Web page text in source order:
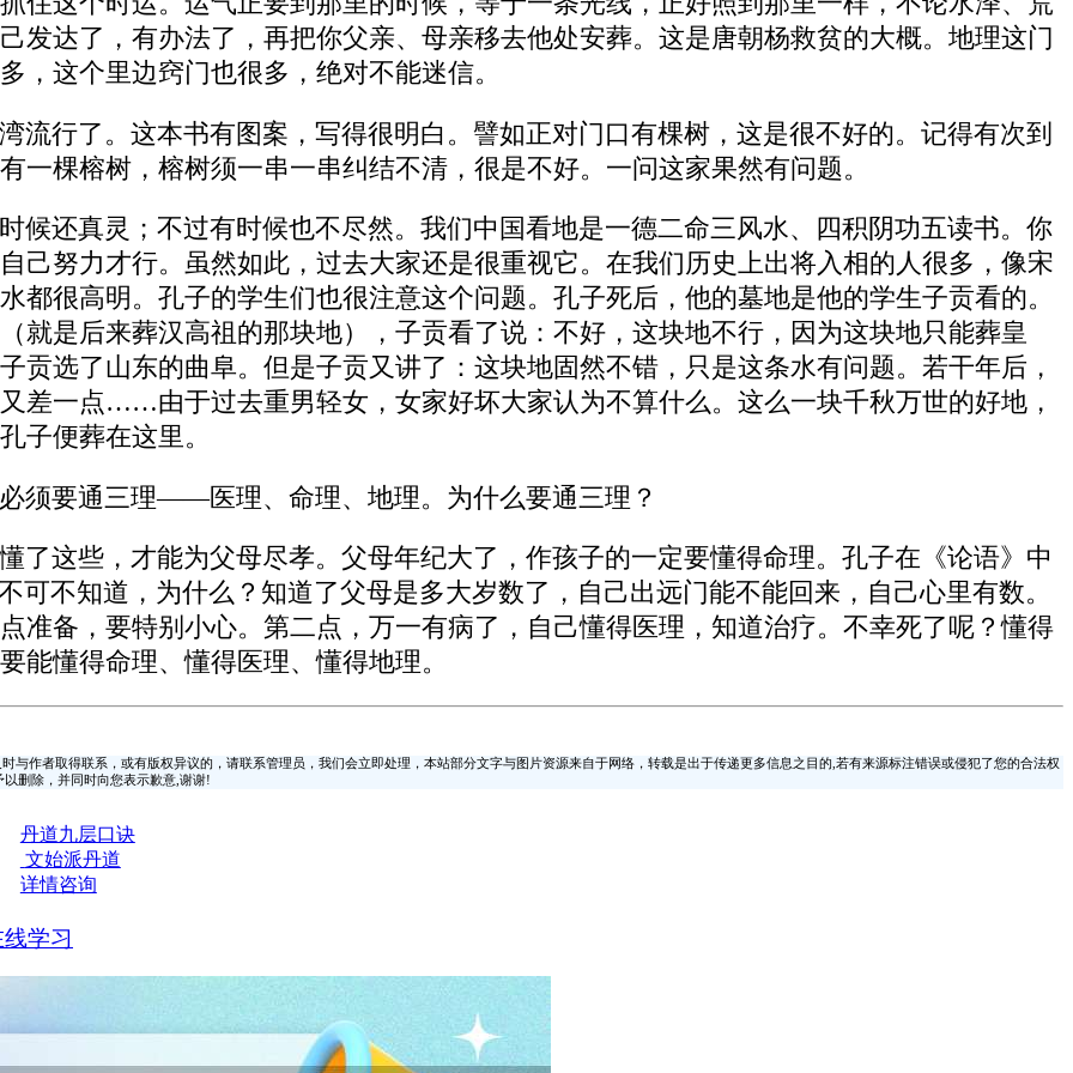
达了，有办法了，再把你父亲、母亲移去他处安葬。这是唐朝杨救贫的大概。地理这门
，这个里边窍门也很多，绝对不能迷信。
流行了。这本书有图案，写得很明白。譬如正对门口有棵树，这是很不好的。记得有次到
一棵榕树，榕树须一串一串纠结不清，很是不好。一问这家果然有问题。
候还真灵；不过有时候也不尽然。我们中国看地是一德二命三风水、四积阴功五读书。你
己努力才行。虽然如此，过去大家还是很重视它。在我们历史上出将入相的人很多，像宋
都很高明。孔子的学生们也很注意这个问题。孔子死后，他的墓地是他的学生子贡看的。
就是后来葬汉高祖的那块地），子贡看了说：不好，这块地不行，因为这块地只能葬皇
贡选了山东的曲阜。但是子贡又讲了：这块地固然不错，只是这条水有问题。若干年后，
差一点……由于过去重男轻女，女家好坏大家认为不算什么。这么一块千秋万世的好地，
子便葬在这里。
须要通三理——医理、命理、地理。为什么要通三理？
了这些，才能为父母尽孝。父母年纪大了，作孩子的一定要懂得命理。孔子在《论语》中
可不知道，为什么？知道了父母是多大岁数了，自己出远门能不能回来，自己心里有数。
准备，要特别小心。第二点，万一有病了，自己懂得医理，知道治疗。不幸死了呢？懂得
能懂得命理、懂得医理、懂得地理。
与作者取得联系，或有版权异议的，请联系管理员，我们会立即处理，本站部分文字与图片资源来自于网络，转载是出于传递更多信息之目的,若有来源标注错误或侵犯了您的合法权
删除，并同时向您表示歉意,谢谢!
丹道九层口诀
文始派丹道
详情咨询
学习